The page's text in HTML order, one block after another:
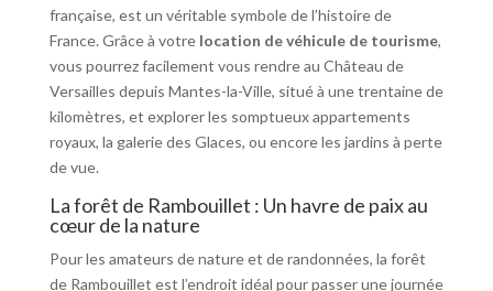
française, est un véritable symbole de l’histoire de
France. Grâce à votre location de véhicule de tourisme,
vous pourrez facilement vous rendre au Château de
Versailles depuis Mantes-la-Ville, situé à une trentaine de
kilomètres, et explorer les somptueux appartements
royaux, la galerie des Glaces, ou encore les jardins à perte
de vue.
La forêt de Rambouillet : Un havre de paix au
cœur de la nature
Pour les amateurs de nature et de randonnées, la forêt
de Rambouillet est l’endroit idéal pour passer une journée